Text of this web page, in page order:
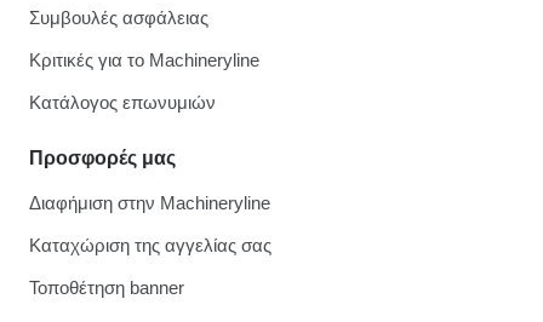
Συμβουλές ασφάλειας
Κριτικές για το Machineryline
Κατάλογος επωνυμιών
Προσφορές μας
Διαφήμιση στην Machineryline
Καταχώριση της αγγελίας σας
Τοποθέτηση banner